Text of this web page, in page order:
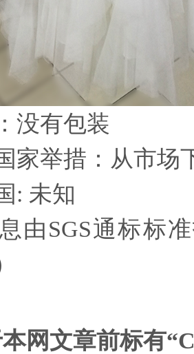
有包装
举措：从市场
未知
SGS通标标准
网文章前标有